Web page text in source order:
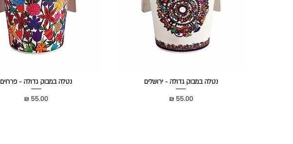
נטלה במבוק גדולה - ירושלים
מחיר‏55.00 ‏₪
נטלה במבוק גדולה - פרחים
מחיר